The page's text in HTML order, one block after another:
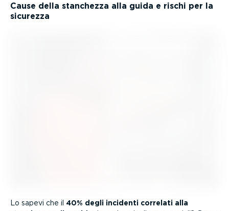
Cause della stanchezza alla guida e rischi per la
sicurezza
Lo sapevi che il 40% degli incidenti correlati alla